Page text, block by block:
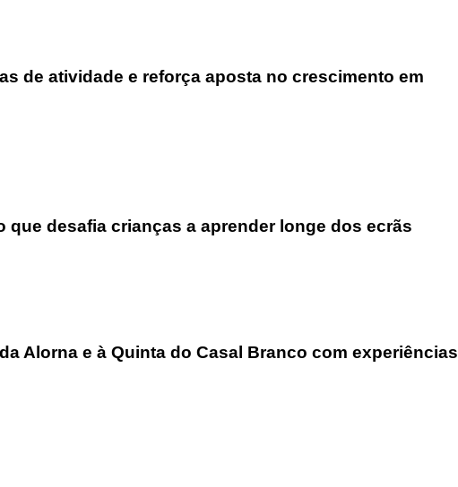
de atividade e reforça aposta no crescimento em
que desafia crianças a aprender longe dos ecrãs
Alorna e à Quinta do Casal Branco com experiências